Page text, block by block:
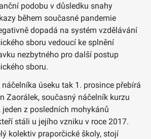
podobu v důsledku snahy
během současné pandemie
dopadá na systém vzdělávání
sboru vedoucí ke splnění
nezbytného pro další postup
sboru.
úseku tak 1. prosince přebírá
Zaorálek, současný náčelník kurzu
z posledních mohykánů
stáli u jejího vzniku v roce 2017.
kolektiv praporčické školy, stojí